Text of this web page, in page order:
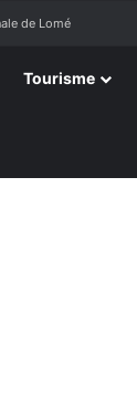
de Lomé
Tourisme